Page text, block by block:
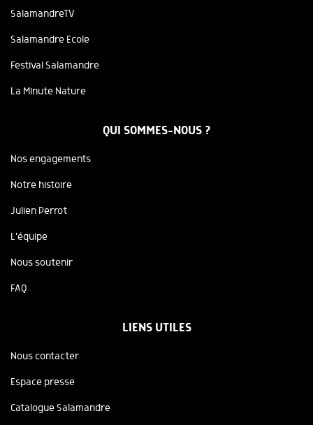
SalamandreTV
Salamandre Ecole
Festival Salamandre
La Minute Nature
QUI SOMMES-NOUS ?
Nos engagements
Notre histoire
Julien Perrot
L'équipe
Nous soutenir
FAQ
LIENS UTILES
Nous contacter
Espace presse
Catalogue Salamandre